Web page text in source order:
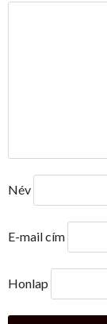
Név
E-mail cím
Honlap